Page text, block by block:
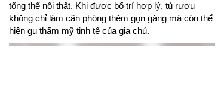
tổng thể nội thất. Khi được bố trí hợp lý, tủ rượu
không chỉ làm căn phòng thêm gọn gàng mà còn thể
hiện gu thẩm mỹ tinh tế của gia chủ.